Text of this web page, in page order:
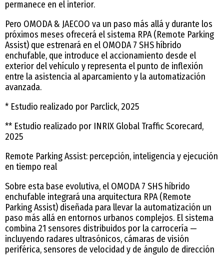
permanece en el interior.
Pero OMODA & JAECOO va un paso más allá y durante los
próximos meses ofrecerá el sistema RPA (Remote Parking
Assist) que estrenará en el OMODA 7 SHS híbrido
enchufable, que introduce el accionamiento desde el
exterior del vehículo y representa el punto de inflexión
entre la asistencia al aparcamiento y la automatización
avanzada.
* Estudio realizado por Parclick, 2025
** Estudio realizado por INRIX Global Traffic Scorecard,
2025
Remote Parking Assist: percepción, inteligencia y ejecución
en tiempo real
Sobre esta base evolutiva, el OMODA 7 SHS híbrido
enchufable integrará una arquitectura RPA (Remote
Parking Assist) diseñada para llevar la automatización un
paso más allá en entornos urbanos complejos. El sistema
combina 21 sensores distribuidos por la carrocería —
incluyendo radares ultrasónicos, cámaras de visión
periférica, sensores de velocidad y de ángulo de dirección